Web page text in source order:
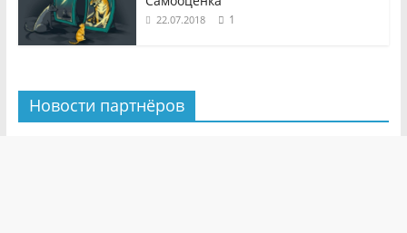
22.07.2018 1
Новости партнёров